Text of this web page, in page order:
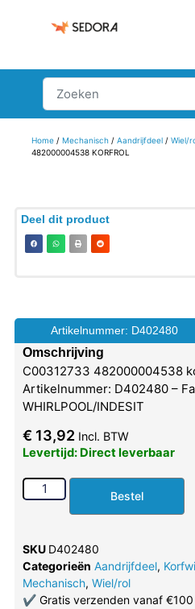
Home/ Mechanisch/ Aandrijfdeel/ Wiel/
482000004538 KORFROL
Deel dit product
Artikelnummer: D402480
Omschrijving
C00312733 482000004538
Artikelnummer: D402480 –
WHIRLPOOL/INDESIT
€ 13,92 Incl. BTW
Levertijd: Direct leverbaar
Bestel
SKU D402480
Categorieën Aandrijfdeel,
Mechanisch, Wiel/rol
✔Gratis verzenden vanaf €100